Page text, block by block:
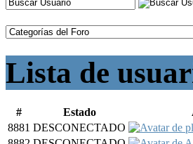
Lista de
# Estado
8881 DESCONECTADO